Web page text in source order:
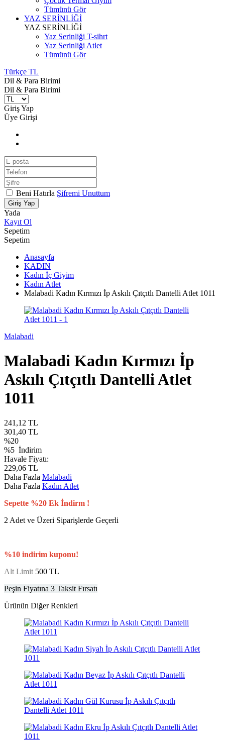
Tümünü Gör
YAZ SERİNLİĞİ
YAZ SERİNLİĞİ
Yaz Serinliği T-sihrt
Yaz Serinliği Atlet
Tümünü Gör
Türkçe TL
Dil & Para Birimi
Dil & Para Birimi
Giriş Yap
Üye Girişi
Beni Hatırla Şifremi Unuttum
Giriş Yap
Yada
Kayıt Ol
Sepetim
Sepetim
Anasayfa
KADIN
Kadın İç Giyim
Kadın Atlet
Malabadi Kadın Kırmızı İp Askılı Çıtçıtlı Dantelli Atlet 1011
Malabadi
Malabadi Kadın Kırmızı İp
Askılı Çıtçıtlı Dantelli Atlet
1011
241,12 TL
301,40 TL
%20
%5 İndirim
Havale Fiyatı:
229,06 TL
Daha Fazla Malabadi
Daha Fazla Kadın Atlet
Sepette %20 Ek İndirm !
2 Adet ve Üzeri Siparişlerde Geçerli
%10 indirim kuponu!
Alt Limit 500 TL
Peşin Fiyatına 3 Taksit Fırsatı
Ürünün Diğer Renkleri